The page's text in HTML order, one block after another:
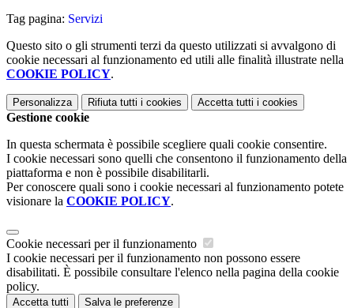
Tag pagina: Servizi
Questo sito o gli strumenti terzi da questo utilizzati si avvalgono di
cookie necessari al funzionamento ed utili alle finalità illustrate nella
COOKIE POLICY.
Personalizza Rifiuta tutti i cookies Accetta tutti i cookies
Gestione cookie
In questa schermata è possibile scegliere quali cookie consentire.
I cookie necessari sono quelli che consentono il funzionamento della
piattaforma e non è possibile disabilitarli.
Per conoscere quali sono i cookie necessari al funzionamento potete
visionare la COOKIE POLICY.
Cookie necessari per il funzionamento
I cookie necessari per il funzionamento non possono essere
disabilitati. È possibile consultare l'elenco nella pagina della cookie
policy.
Accetta tutti Salva le preferenze